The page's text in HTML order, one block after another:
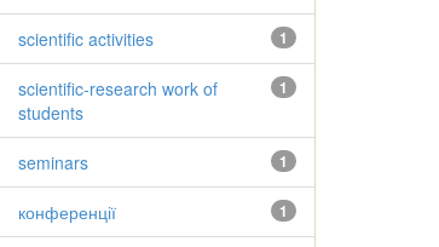
1
scientific activities
1
scientific-research work of
students
1
seminars
1
конференції